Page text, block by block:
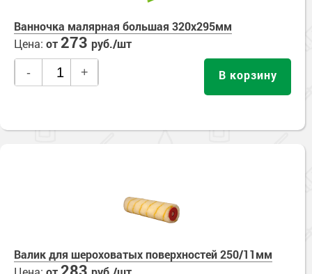
Ванночка малярная большая 320х295мм
Цена: от273 руб./шт
- + В корзину
Валик для шероховатых поверхностей 250/11мм